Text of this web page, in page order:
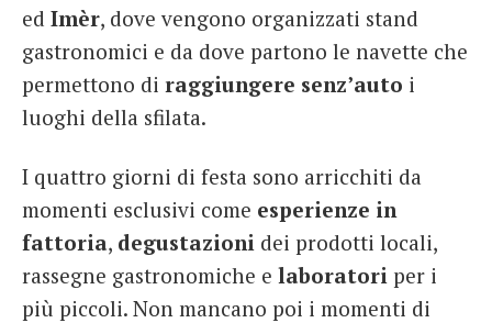
ed Imèr, dove vengono organizzati stand
gastronomici e da dove partono le navette che
permettono di raggiungere senz’auto i
luoghi della sfilata.
I quattro giorni di festa sono arricchiti da
momenti esclusivi come esperienze in
fattoria, degustazioni dei prodotti locali,
rassegne gastronomiche e laboratori per i
più piccoli. Non mancano poi i momenti di